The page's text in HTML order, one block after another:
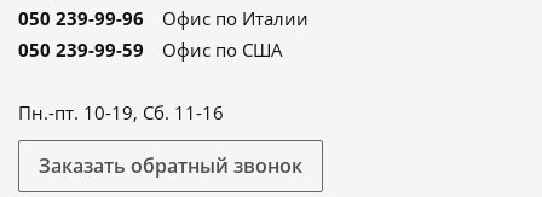
050 239-99-96
Офис по Италии
050 239-99-59
Офис по США
Пн.-пт. 10-19, Сб. 11-16
Заказать обратный звонок